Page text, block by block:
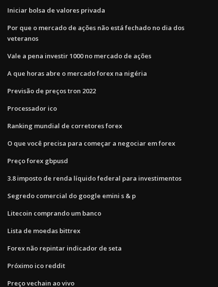
Iniciar bolsa de valores privada
Por que o mercado de ações não está fechado no dia dos
veteranos
Vale a pena investir 1000 no mercado de ações
A que horas abre o mercado forex na nigéria
Previsão de preços tron ​​2022
Processador ico
Ranking mundial de corretores forex
O que você precisa para começar a negociar em forex
Preço forex gbpusd
3.8 imposto de renda líquido federal para investimentos
Segredo comercial do google emini s & p
Litecoin comprando um banco
Lista de moedas bittrex
Forex não repintar indicador de seta
Próximo ico reddit
Preço vechain ao vivo